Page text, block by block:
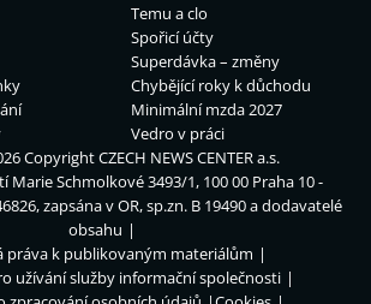
Temu a clo
Spořicí účty
Superdávka – změny
Chybějící roky k důchodu
Minimální mzda 2027
Vedro v práci
CopyrightCZECH NEWS CENTER a.s.
Marie Schmolkové 3493/1, 100 00 Praha 10 -
zapsána v OR, sp.zn. B 19490 a dodavatelé
obsahu
práva k publikovaným materiálům
užívání služby informační společnosti